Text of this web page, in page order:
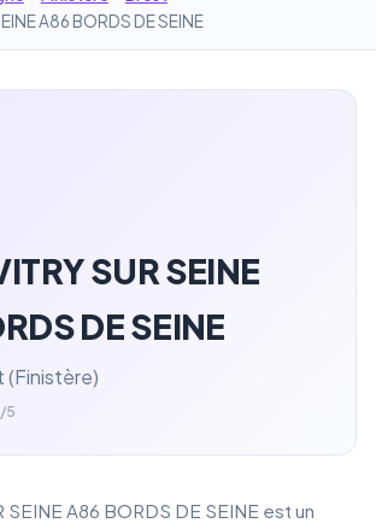
A86 BORDS DE SEINE
SUR SEINE
DE SEINE
(Finistère)
5
SEINE A86 BORDS DE SEINE est un